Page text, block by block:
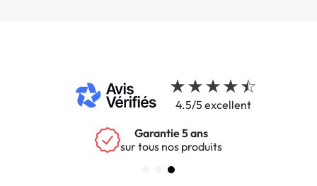
4.5/5 excellent
Garantie 5 ans
sur tous nos produits